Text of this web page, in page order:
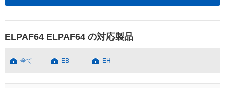
ELPAF64 ELPAF64 の対応製品
全て EB EH